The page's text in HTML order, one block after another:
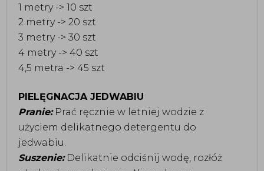
1 metry -> 10 szt
2 metry -> 20 szt
3 metry -> 30 szt
4 metry -> 40 szt
4,5 metra -> 45 szt
PIELĘGNACJA JEDWABIU
Pranie:Prać ręcznie w letniej wodzie z
użyciem delikatnego detergentu do
jedwabiu.
Suszenie:Delikatnie odciśnij wodę, rozłóż